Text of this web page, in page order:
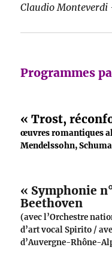
Claudio Monteverdi
Programmes
« Trost,
œuvres romantiques
Mendelssohn,
« Symphonie
Beethoven
(avec l’Orchestre
d’art vocal Spirito /
d’Auvergne-Rhône-